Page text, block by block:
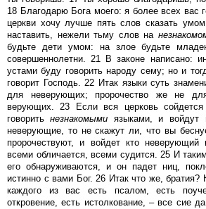
18 Благодарю Бога моего: я более всех вас
церкви хочу лучше пять слов сказать
наставить, нежели тьму слов на
будьте дети умом: на злое будьте
совершеннолетни. 21 В законе написано:
устами буду говорить народу сему; но и
говорит Господь. 22 Итак языки суть
для неверующих; пророчество же не
верующих. 23 Если вся церковь
говорить незнакомыми языками, и
неверующие, то не скажут ли, что вы
пророчествуют, и войдет кто
всеми обличается, всеми судится. 25 И
его обнаруживаются, и он падет ниц,
истинно с вами Бог. 26 Итак что же, братия?
каждого из вас есть псалом, есть
откровение, есть истолкование, – все сие